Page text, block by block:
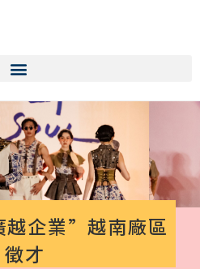
企業”越南廠區
徵才